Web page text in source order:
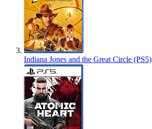
Indiana Jones and the Great Circle (PS5)